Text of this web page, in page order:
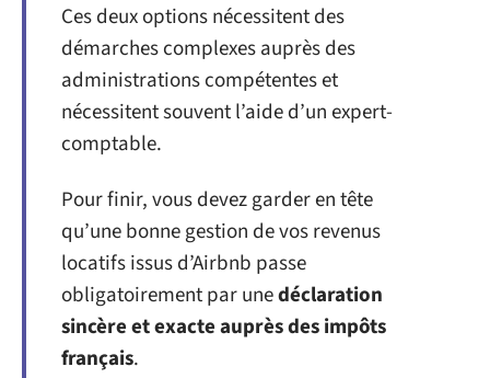
Ces deux options nécessitent des
démarches complexes auprès des
administrations compétentes et
nécessitent souvent l’aide d’un expert-
comptable.
Pour finir, vous devez garder en tête
qu’une bonne gestion de vos revenus
locatifs issus d’Airbnb passe
obligatoirement par unedéclaration
sincère et exacte auprès des impôts
français.